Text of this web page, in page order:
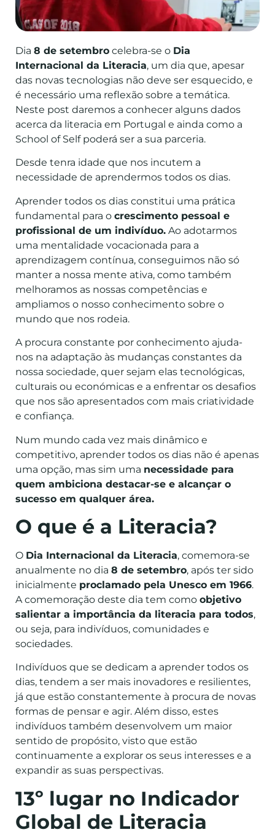
Dia 8 de setembro celebra-se o Dia
Internacional da Literacia, um dia que, apesar
das novas tecnologias não deve ser esquecido, e
é necessário uma reflexão sobre a temática.
Neste post daremos a conhecer alguns dados
acerca da literacia em Portugal e ainda como a
School of Self poderá ser a sua parceria.
Desde tenra idade que nos incutem a
necessidade de aprendermos todos os dias.
Aprender todos os dias constitui uma prática
fundamental para o crescimento pessoal e
profissional de um indivíduo. Ao adotarmos
uma mentalidade vocacionada para a
aprendizagem contínua, conseguimos não só
manter a nossa mente ativa, como também
melhoramos as nossas competências e
ampliamos o nosso conhecimento sobre o
mundo que nos rodeia.
A procura constante por conhecimento ajuda-
nos na adaptação às mudanças constantes da
nossa sociedade, quer sejam elas tecnológicas,
culturais ou económicas e a enfrentar os desafios
que nos são apresentados com mais criatividade
e confiança.
Num mundo cada vez mais dinâmico e
competitivo, aprender todos os dias não é apenas
uma opção, mas sim uma necessidade para
quem ambiciona destacar-se e alcançar o
sucesso em qualquer área.
O que é a Literacia?
O Dia Internacional da Literacia, comemora-se
anualmente no dia 8 de setembro, após ter sido
inicialmente proclamado pela Unesco em 1966.
A comemoração deste dia tem como objetivo
salientar a importância da literacia para todos,
ou seja, para indivíduos, comunidades e
sociedades.
Indivíduos que se dedicam a aprender todos os
dias, tendem a ser mais inovadores e resilientes,
já que estão constantemente à procura de novas
formas de pensar e agir. Além disso, estes
indivíduos também desenvolvem um maior
sentido de propósito, visto que estão
continuamente a explorar os seus interesses e a
expandir as suas perspectivas.
13º lugar no Indicador
Global de Literacia